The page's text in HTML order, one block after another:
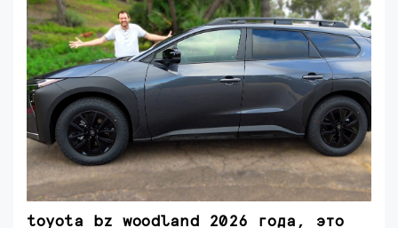
toyota bz woodland 2026 года, это